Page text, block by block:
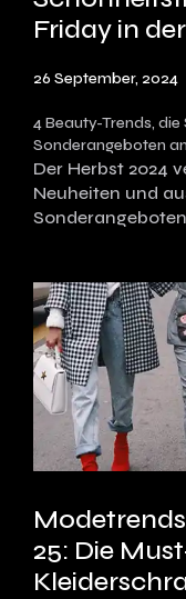
Friday in
26 September, 2024
4 Beauty-Trends, die
Sonderangeboten
Der Herbst 2024
Neuheiten und
25: Die